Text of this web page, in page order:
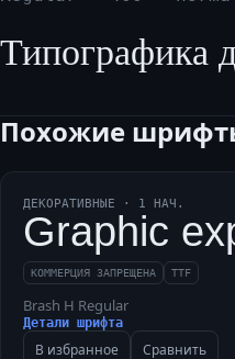
Типографика
Похожие
ДЕКОРАТИВНЫЕ · 1 НАЧ.
Graphic
КОММЕРЦИЯ ЗАПРЕЩЕНА TTF
Brash H Regular
Детали шрифта
В избранное Сравнить